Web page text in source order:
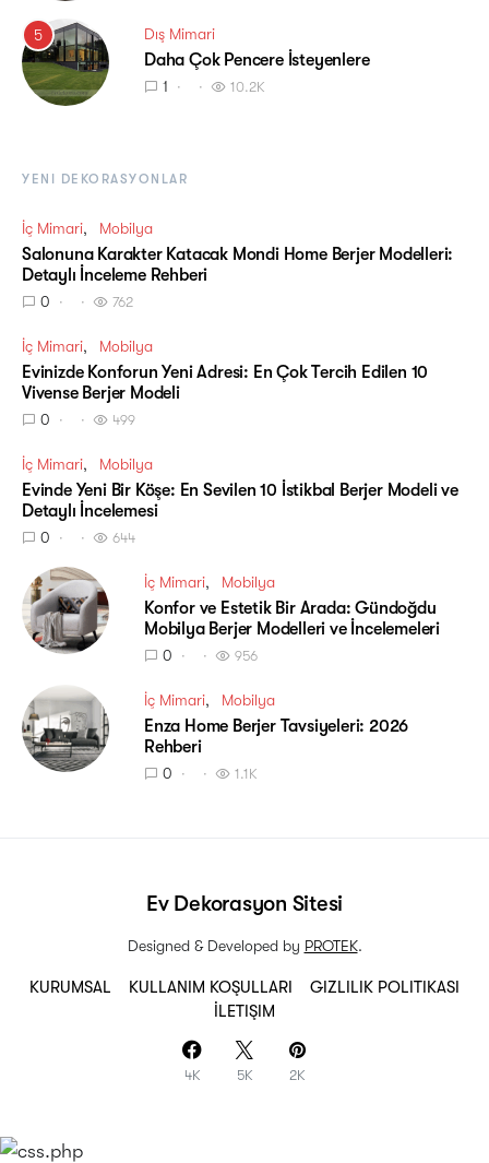
5 Dış Mimari
Daha Çok Pencere İsteyenlere
1 10.2K
YENI DEKORASYONLAR
İç Mimari Mobilya
Salonuna Karakter Katacak Mondi Home Berjer Modelleri:
Detaylı İnceleme Rehberi
0 762
İç Mimari Mobilya
Evinizde Konforun Yeni Adresi: En Çok Tercih Edilen 10
Vivense Berjer Modeli
0 499
İç Mimari Mobilya
Evinde Yeni Bir Köşe: En Sevilen 10 İstikbal Berjer Modeli ve
Detaylı İncelemesi
0 644
İç Mimari Mobilya
Konfor ve Estetik Bir Arada: Gündoğdu
Mobilya Berjer Modelleri ve İncelemeleri
0 956
İç Mimari Mobilya
Enza Home Berjer Tavsiyeleri: 2026
Rehberi
0 1.1K
KURUMSAL KULLANIM KOŞULLARI
GIZLILIK POLITIKASI
İLETIŞIM
4K 5K 2K
Ev Dekorasyon Sitesi
Designed & Developed by PROTEK.